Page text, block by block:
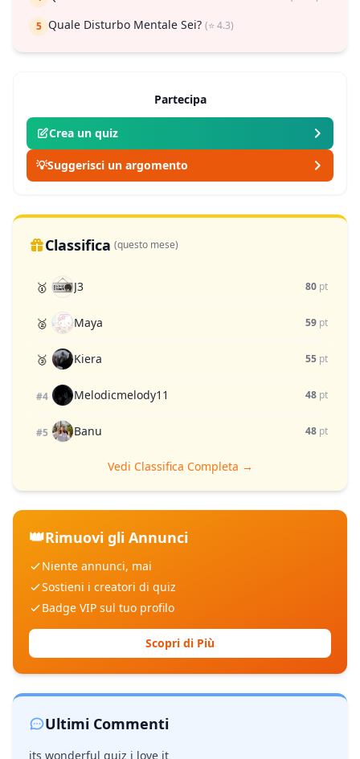
5 Quale Disturbo Mentale Sei? (⭐ 4.3)
Partecipa
Crea un quiz
💡Suggerisci un argomento
Classifica (questo mese)
🥇 J3 80 pt
🥈 Maya 59 pt
🥉 Kiera 55 pt
#4 Melodicmelody11 48 pt
#5 Banu 48 pt
Vedi Classifica Completa →
👑Rimuovi gli Annunci
Niente annunci, mai
Sostieni i creatori di quiz
Badge VIP sul tuo profilo
Scopri di Più
Ultimi Commenti
its wonderful quiz i love it